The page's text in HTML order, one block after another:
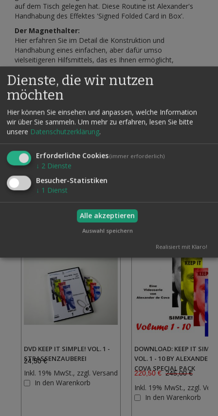
auf dem Tisch gelegen hat. Diese Routine ist Alexander's
Handhabung des Effektes 'Signed Folded Card in Box'.
Der Magnethalter:
Hier erfahren Sie im Detail die Konstruktion und
Handhabung eines einfachen, aber dafür umso
vielseitigeren Hilfsmittels, das es Ihnen ermöglicht,
Gegenstände in voller Sicht verschwinden zu lassen,
auszutauschen u.v.m.
Das Video hat eine Laufzeit von ca. 60 Minuten,
Nach dem Kauf erhalten Sie eine PDF-Datei mit einem
Vimeo-Link und Passwort.
Diese finden Sie auch in Ihrem Kundenkonto unter
"Meine herunterladbaren Produkte".
Verwandte Artikel Alle auswählen
DVD KEEP IT SIMPLE! VOL. 1 -
STRASSENZAUBEREI
24,50 €
Inkl. 19% MwSt., zzgl. Versand
In den Warenkorb
Wunschliste
hinzufügen
DOWNLOAD: KEEP IT
VOL. 1 - 10 BY ALEXANDER
COVA SPECIAL PACK
220,50 € 245,00 €
Inkl. 19% MwSt., zzgl.
In den Warenkorb
Dienste, die wir nutzen
möchten
Hier können Sie einsehen und anpassen, welche Information
wir über Sie sammeln. Um mehr zu erfahren, lesen Sie bitte
unsere Datenschutzerklärung.
Erforderliche Cookies(immer erforderlich)
↓ 2 Dienste
Besucher-Statistiken
↓ 1 Dienst
Alle akzeptieren
Auswahl speichern
Realisiert mit Klaro!